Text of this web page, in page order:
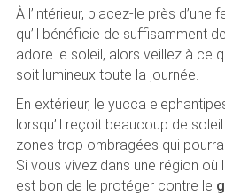
À l’intérieur, placez-le près
qu’il bénéficie de suffisamment de
adore le soleil, alors veillez à ce
soit lumineux toute la journée.
En extérieur, le yucca
lorsqu’il reçoit beaucoup de
zones trop ombragées qui
Si vous vivez dans une région où
est bon de le protéger contre le